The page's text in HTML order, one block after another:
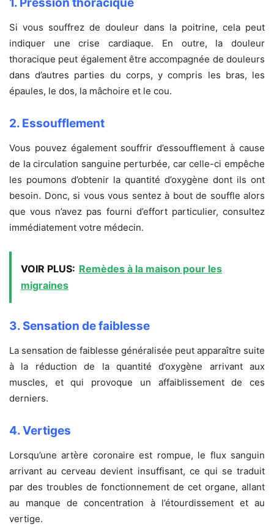
1. Pression thoracique
Si vous souffrez de douleur dans la poitrine, cela peut
indiquer une crise cardiaque. En outre, la douleur
thoracique peut également être accompagnée de douleurs
dans d’autres parties du corps, y compris les bras, les
épaules, le dos, la mâchoire et le cou.
2. Essoufflement
Vous pouvez également souffrir d’essoufflement à cause
de la circulation sanguine perturbée, car celle-ci empêche
les poumons d’obtenir la quantité d’oxygène dont ils ont
besoin. Donc, si vous vous sentez à bout de souffle alors
que vous n’avez pas fourni d’effort particulier, consultez
immédiatement votre médecin.
VOIR PLUS: Remèdes à la maison pour les
migraines
3. Sensation de faiblesse
La sensation de faiblesse généralisée peut apparaître suite
à la réduction de la quantité d’oxygène arrivant aux
muscles, et qui provoque un affaiblissement de ces
derniers.
4. Vertiges
Lorsqu’une artère coronaire est rompue, le flux sanguin
arrivant au cerveau devient insuffisant, ce qui se traduit
par des troubles de fonctionnement de cet organe, allant
au manque de concentration à l’étourdissement et au
vertige.